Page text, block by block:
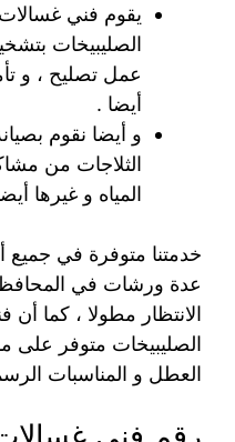
يقوم فني
الصليبيخات
عمل تصليح ، و
أيضا .
و أيضا نقوم
الثلاجات من
المياه و غيرها
خدمتنا متوفرة في جميع
عدة ورشات في
الانتظار مطولا ، كما
العطل و المناسبات